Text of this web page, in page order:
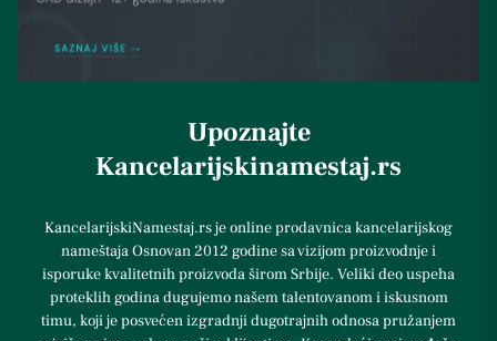
Upoznajte
Kancelarijskinamestaj.rs
KancelarijskiNamestaj.rs je online prodavnica kancelarijskog
nameštaja Osnovan 2012 godine sa vizijom proizvodnje i
isporuke kvalitetnih proizvoda širom Srbije. Veliki deo uspeha
proteklih godina dugujemo našem talentovanom i iskusnom
timu, koji je posvećen izgradnji dugotrajnih odnosa pružanjem